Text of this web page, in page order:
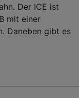
Der ICE ist
mit einer
Daneben gibt es